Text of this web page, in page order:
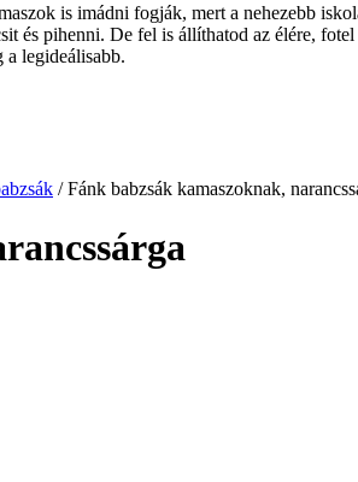
is imádni fogják, mert a nehezebb
és pihenni. De fel is állíthatod az élére,
legideálisabb.
/ Fánk babzsák kamaszoknak,